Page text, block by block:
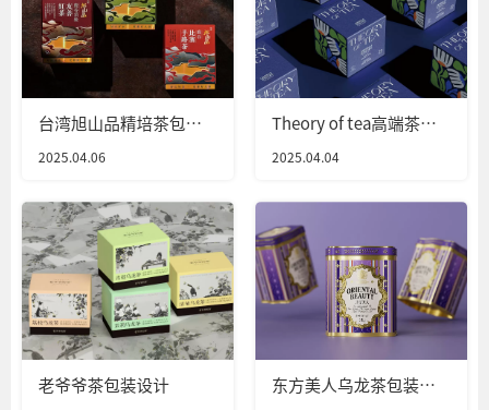
台湾旭山品精培茶包装
2025.04.06
Theory of tea高端茶包
2025.04.04
老爷爷茶包装设计
东方美人乌龙茶包装设